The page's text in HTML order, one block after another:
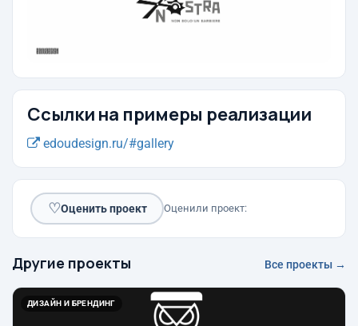
Ссылки на примеры реализации
edoudesign.ru/#gallery
♡Оценить проект Оценили проект:
Другие проекты Все проекты →
ДИЗАЙН И БРЕНДИНГ